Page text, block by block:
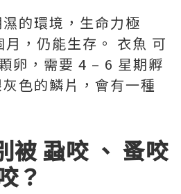
的環境，生命力極
，仍能生存。 衣魚 可
卵，需要 4 – 6 星期孵
色的鱗片，會有一種
被 蝨咬 、 蚤咬
？